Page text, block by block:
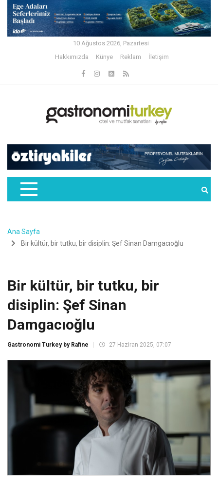
10 Ağustos 2026, Pazartesi
Hakkımızda
Künye Reklam İletişim
Ana Sayfa
Bir kültür, bir tutku, bir disiplin: Şef Sinan Damgacıoğlu
Bir kültür, bir tutku, bir
disiplin: Şef Sinan
Damgacıoğlu
Gastronomi Turkey by Rafine 27 Haziran 2025, 07:07